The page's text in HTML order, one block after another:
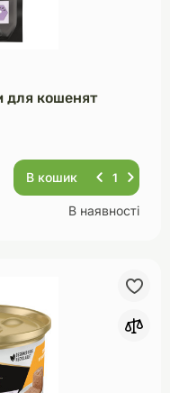
для кошенят
В кошик
В наявності